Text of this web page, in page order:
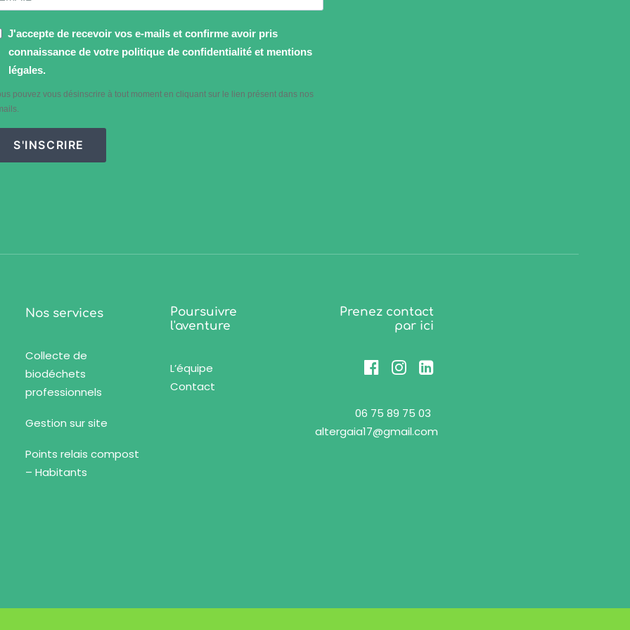
J'accepte de recevoir vos e-mails et confirme avoir pris
connaissance de votre politique de confidentialité et mentions
légales.
pouvez vous désinscrire à tout moment en cliquant sur le lien présent dans nos
S'INSCRIRE
Nos services
Collecte de
biodéchets
professionnels
Gestion sur site
Points relais compost
– Habitants
Poursuivre
l'aventure
L’équipe
Contact
Prenez contact
par ici
06 75 89 75 03
altergaia17@gmail.com